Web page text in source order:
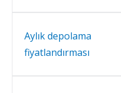
Aylık depolama
fiyatlandırması